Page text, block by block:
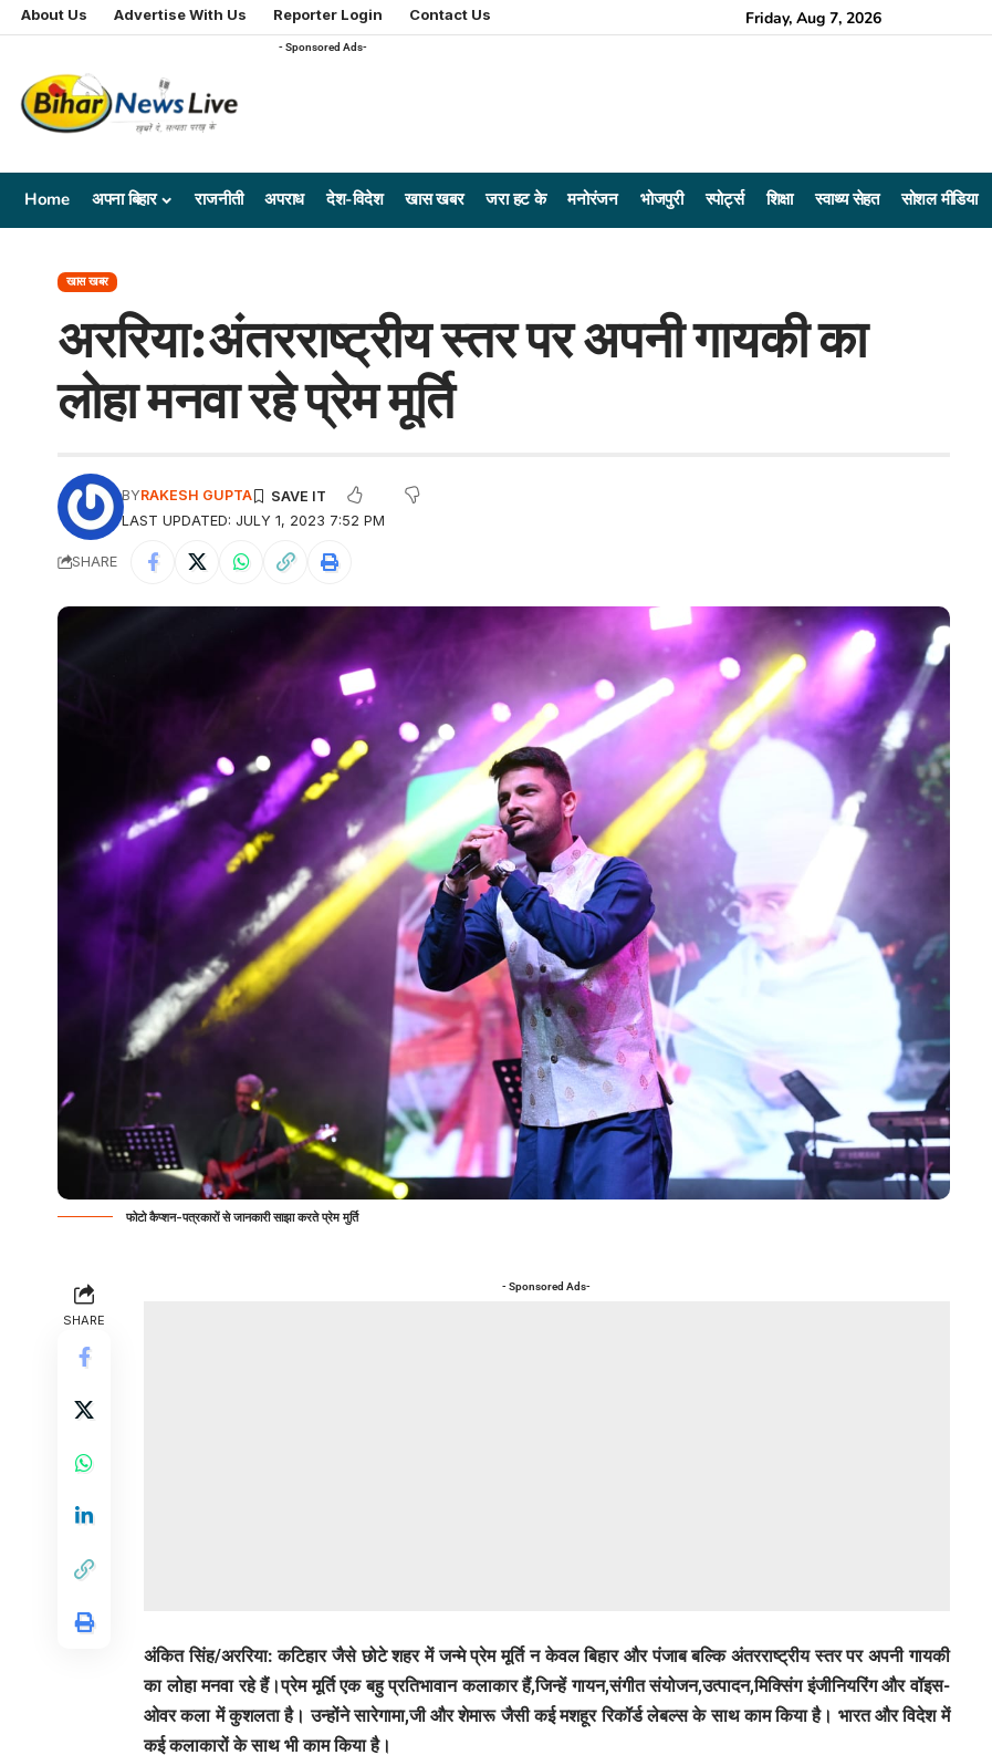
About Us Advertise With Us Reporter Login Contact Us Friday, Aug 7, 2026
- Sponsored Ads-
Home अपना बिहार राजनीती अपराध देश-विदेश खास खबर जरा हट के मनोरंजन भोजपुरी स्पोर्ट्स शिक्षा स्वाथ्य सेहत सोशल मीडिया
खास खबर
अररिया:अंतरराष्ट्रीय स्तर पर अपनी गायकी का
लोहा मनवा रहे प्रेम मूर्ति
LAST UPDATED: JULY 1, 2023 7:52 PM
BYRAKESH GUPTA
SHARE
फोटो कैप्शन-पत्रकारों से जानकारी साझा करते प्रेम मुर्ति
SHARE
- Sponsored Ads-
अंकित सिंह/अररिया: कटिहार जैसे छोटे शहर में जन्मे प्रेम मूर्ति न केवल बिहार और पंजाब बल्कि अंतरराष्ट्रीय स्तर पर अपनी गायकी
का लोहा मनवा रहे हैं।प्रेम मूर्ति एक बहु प्रतिभावान कलाकार हैं,जिन्हें गायन,संगीत संयोजन,उत्पादन,मिक्सिंग इंजीनियरिंग और वॉइस-
ओवर कला में कुशलता है। उन्होंने सारेगामा,जी और शेमारू जैसी कई मशहूर रिकॉर्ड लेबल्स के साथ काम किया है। भारत और विदेश में
कई कलाकारों के साथ भी काम किया है।